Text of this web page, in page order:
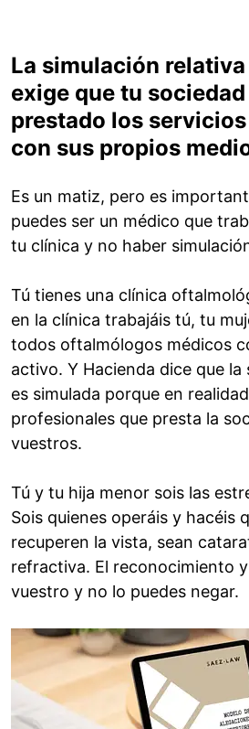
La simulación
exige que tu sociedad
prestado los
con sus propios
Es un matiz, pero es
puedes ser un médico que
tu clínica y no haber
Tú tienes una clínica
en la clínica trabajáis tú, tu
todos oftalmólogos médicos
activo. Y Hacienda dice que la
es simulada porque en
profesionales que presta la
vuestros.
Tú y tu hija menor sois las
Sois quienes operáis y hacéis
recuperen la vista, sean
refractiva. El reconocimiento
vuestro y no lo puedes negar.